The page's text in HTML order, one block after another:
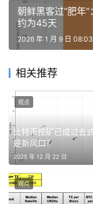
在上行中降低换手
依赖的情绪反馈回路
体同涨同跌”的周期
金来源、使用场景
言所覆盖。当比特
定币成为跨境结算
开始以现金流与真
身，就失去了作为
因此，2026 年的
朝鲜黑客过“肥年
约为45天
2026 年 1 月 9 日 08:03
相关推荐
比特币挖矿已成过去
是新风口？
2025 年 12 月 22 日
观点
观点